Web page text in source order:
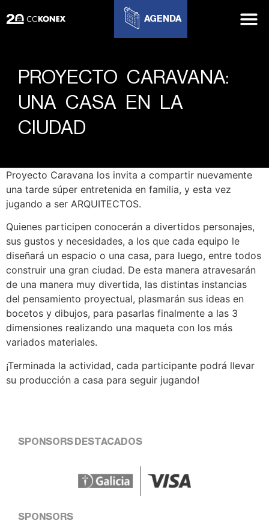
AGENDA
PROYECTO CARAVANA:
UNA CASA EN LA
CIUDAD
Proyecto Caravana los invita a compartir nuevamente
una tarde súper entretenida en familia, y esta vez
jugando a ser ARQUITECTOS.
Quienes participen conocerán a divertidos personajes,
sus gustos y necesidades, a los que cada equipo le
diseñará un espacio o una casa, para luego, entre todos
construir una gran ciudad. De esta manera atravesarán
de una manera muy divertida, las distintas instancias
del pensamiento proyectual, plasmarán sus ideas en
bocetos y dibujos, para pasarlas finalmente a las 3
dimensiones realizando una maqueta con los más
variados materiales.
¡Terminada la actividad, cada participante podrá llevar
su producción a casa para seguir jugando!
SPONSORS DESTACADOS
SPONSORS